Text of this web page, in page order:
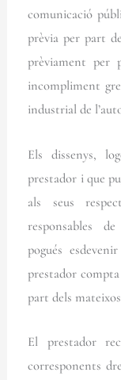
comunicació
prèvia per part
prèviament per
incompliment
industrial de
Els dissenys,
prestador i que
als seus
responsables
pogués
prestador
part dels
El prestador
corresponents